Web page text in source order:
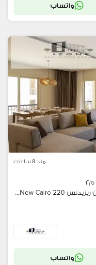
واتساب
منذ 8 ساعات
شقة ايجار مفروش فرش فندقي ستون ريزيدنس Stone Residence New Cairo 220 متر 3 غرف نوم 3 حمامات
واتساب